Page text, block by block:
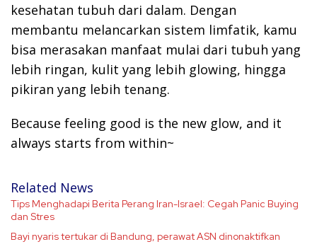
kesehatan tubuh dari dalam. Dengan
membantu melancarkan sistem limfatik, kamu
bisa merasakan manfaat mulai dari tubuh yang
lebih ringan, kulit yang lebih glowing, hingga
pikiran yang lebih tenang.
Because feeling good is the new glow, and it
always starts from within~
Related News
Tips Menghadapi Berita Perang Iran-Israel: Cegah Panic Buying
dan Stres
Bayi nyaris tertukar di Bandung, perawat ASN dinonaktifkan